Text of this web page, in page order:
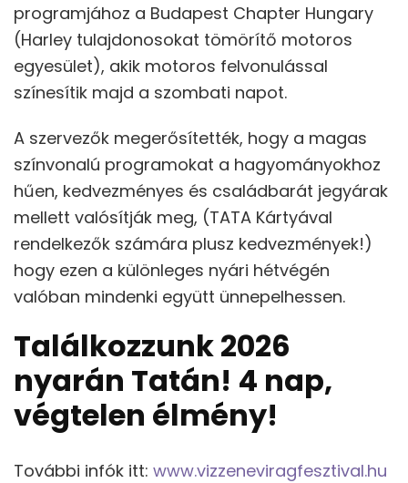
programjához a Budapest Chapter Hungary
(Harley tulajdonosokat tömörítő motoros
egyesület), akik motoros felvonulással
színesítik majd a szombati napot.
A szervezők megerősítették, hogy a magas
színvonalú programokat a hagyományokhoz
hűen, kedvezményes és családbarát jegyárak
mellett valósítják meg, (TATA Kártyával
rendelkezők számára plusz kedvezmények!)
hogy ezen a különleges nyári hétvégén
valóban mindenki együtt ünnepelhessen.
Találkozzunk 2026
nyarán Tatán! 4 nap,
végtelen élmény!
További infók itt: www.vizzeneviragfesztival.hu